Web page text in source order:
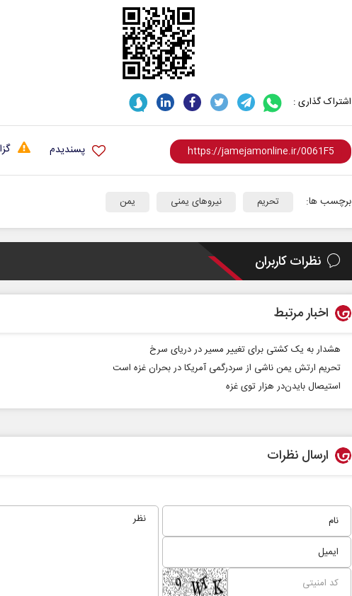
اشتراک گذاری :
پسندیدم
برچسب ها: تحریم نیروهای یمنی یمن
نظرات کاربران
اخبار مرتبط
هشدار به یک کشتی برای تغییر مسیر در دریای سرخ
تحریم ارتش یمن ناشی از سردرگمی آمریکا در بحران غزه است
استیصال بایدن‌در هزار توی غزه
ارسال نظرات
صفحات نخست روزنامه ها‌ی شنبه ۳ مردادماه